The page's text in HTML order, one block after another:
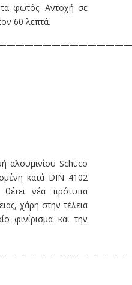
φωτός. Αντοχή σε
60 λεπτά.
αλουμινίου Schüco
κατά DIN 4102
νέα πρότυπα
χάρη στην τέλεια
φινίρισμα και την